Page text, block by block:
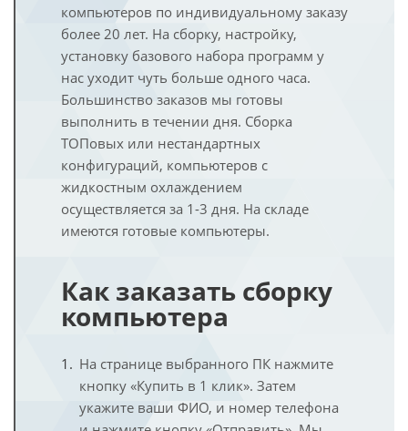
компьютеров по индивидуальному заказу
более 20 лет. На сборку, настройку,
установку базового набора программ у
нас уходит чуть больше одного часа.
Большинство заказов мы готовы
выполнить в течении дня. Сборка
ТОПовых или нестандартных
конфигураций, компьютеров с
жидкостным охлаждением
осуществляется за 1-3 дня. На складе
имеются готовые компьютеры.
Как заказать сборку
компьютера
На странице выбранного ПК нажмите
кнопку «Купить в 1 клик». Затем
укажите ваши ФИО, и номер телефона